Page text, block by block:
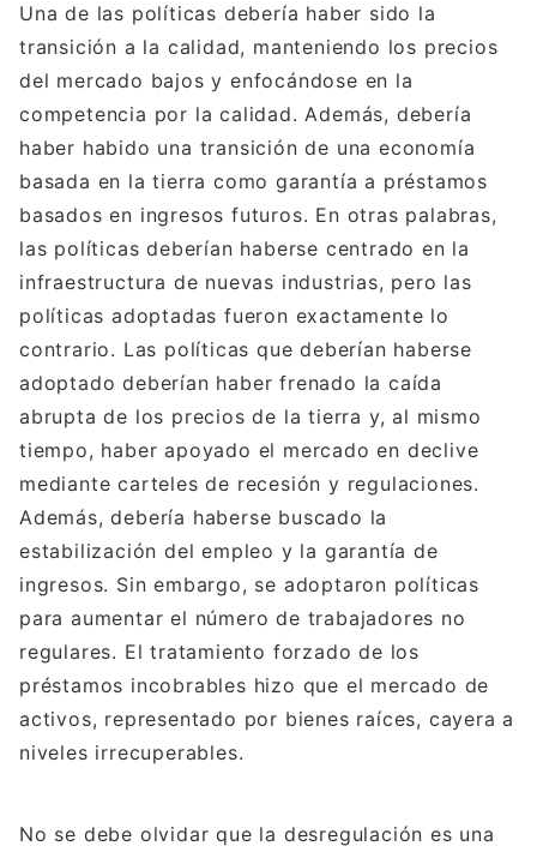
Una de las políticas debería haber sido la
transición a la calidad, manteniendo los precios
del mercado bajos y enfocándose en la
competencia por la calidad. Además, debería
haber habido una transición de una economía
basada en la tierra como garantía a préstamos
basados en ingresos futuros. En otras palabras,
las políticas deberían haberse centrado en la
infraestructura de nuevas industrias, pero las
políticas adoptadas fueron exactamente lo
contrario. Las políticas que deberían haberse
adoptado deberían haber frenado la caída
abrupta de los precios de la tierra y, al mismo
tiempo, haber apoyado el mercado en declive
mediante carteles de recesión y regulaciones.
Además, debería haberse buscado la
estabilización del empleo y la garantía de
ingresos. Sin embargo, se adoptaron políticas
para aumentar el número de trabajadores no
regulares. El tratamiento forzado de los
préstamos incobrables hizo que el mercado de
activos, representado por bienes raíces, cayera a
niveles irrecuperables.
No se debe olvidar que la desregulación es una